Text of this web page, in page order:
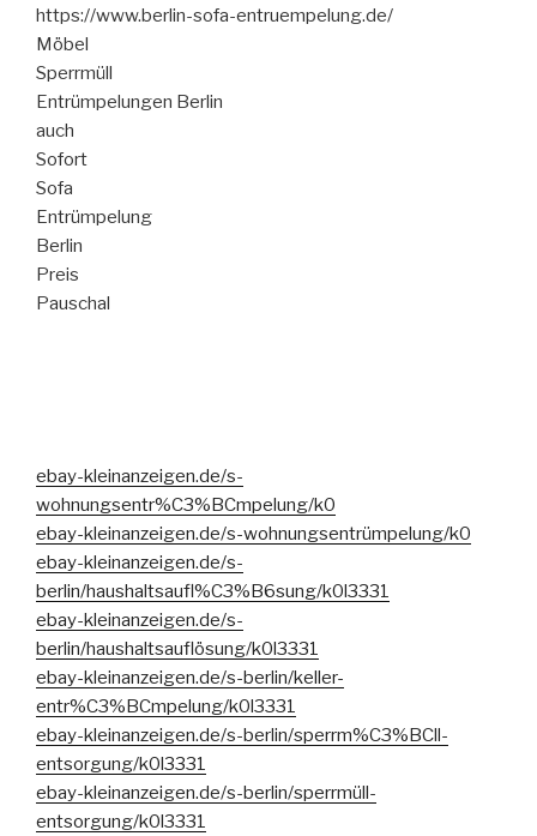
https://www.berlin-sofa-entruempelung.de/
Möbel
Sperrmüll
Entrümpelungen Berlin
auch
Sofort
Sofa
Entrümpelung
Berlin
Preis
Pauschal
ebay-kleinanzeigen.de/s-
wohnungsentr%C3%BCmpelung/k0
ebay-kleinanzeigen.de/s-wohnungsentrümpelung/k0
ebay-kleinanzeigen.de/s-
berlin/haushaltsaufl%C3%B6sung/k0l3331
ebay-kleinanzeigen.de/s-
berlin/haushaltsauflösung/k0l3331
ebay-kleinanzeigen.de/s-berlin/keller-
entr%C3%BCmpelung/k0l3331
ebay-kleinanzeigen.de/s-berlin/sperrm%C3%BCll-
entsorgung/k0l3331
ebay-kleinanzeigen.de/s-berlin/sperrmüll-
entsorgung/k0l3331